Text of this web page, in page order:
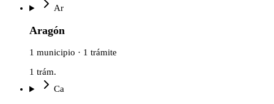
Ar
Aragón
1 municipio · 1 trámite
1 trám.
Ca